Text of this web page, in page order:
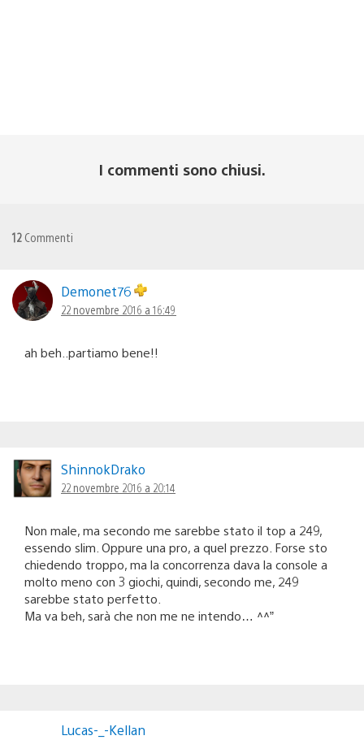
I commenti sono chiusi.
12 Commenti
Demonet76
22 novembre 2016 a 16:49
ah beh..partiamo bene!!
ShinnokDrako
22 novembre 2016 a 20:14
Non male, ma secondo me sarebbe stato il top a 249,
essendo slim. Oppure una pro, a quel prezzo. Forse sto
chiedendo troppo, ma la concorrenza dava la console a
molto meno con 3 giochi, quindi, secondo me, 249
sarebbe stato perfetto.
Ma va beh, sarà che non me ne intendo… ^^”
Lucas-_-Kellan